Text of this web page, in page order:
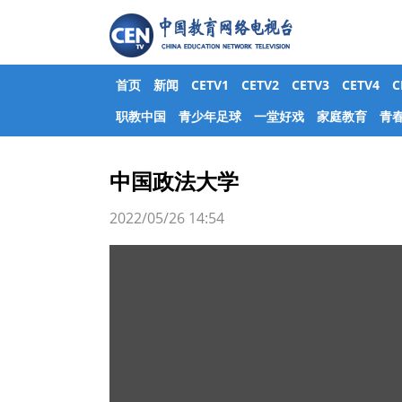
首页 新闻 CETV1 CETV2 CETV3 CETV4
职教中国
青少年足球 一堂好戏 家庭教育 青
中国政法大学
2022/05/26 14:54